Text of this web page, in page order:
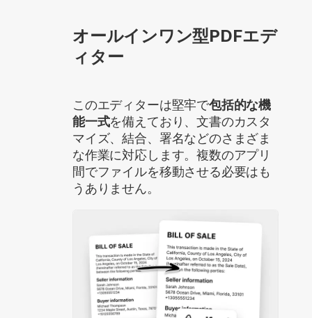
オールインワン型PDFエデ
ィター
このエディターは堅牢で包括的な機
能一式を備えており、文書のカスタ
マイズ、結合、署名などのさまざま
な作業に対応します。複数のアプリ
間でファイルを移動させる必要はも
うありません。